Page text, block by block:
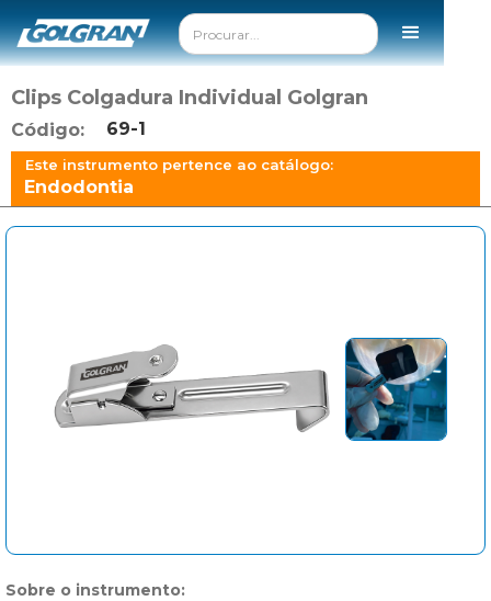
Clips Colgadura Individual Golgran
Código: 69-1
Este instrumento pertence ao catálogo:
Endodontia
Sobre o instrumento: